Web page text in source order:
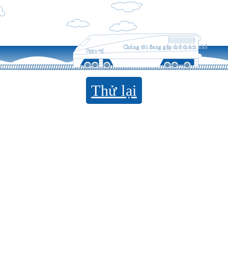
Opps =((
Chúng tôi đang gặp thử thách nhỏ
Thử lại